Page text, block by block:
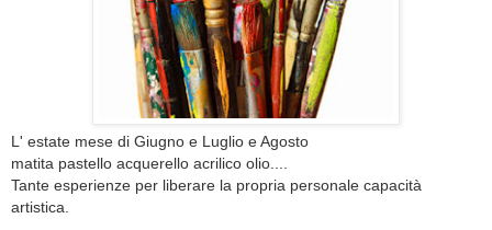
L' estate mese di Giugno e Luglio e Agosto
matita pastello acquerello acrilico olio....
Tante esperienze per liberare la propria personale capacità
artistica.